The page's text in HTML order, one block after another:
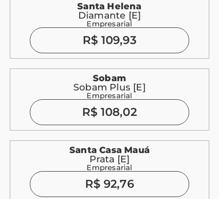
Santa Helena
Diamante [E]
Empresarial
R$ 109,93
Sobam
Sobam Plus [E]
Empresarial
R$ 108,02
Santa Casa Mauá
Prata [E]
Empresarial
R$ 92,76